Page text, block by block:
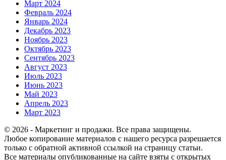
Март 2024
Февраль 2024
Январь 2024
Декабрь 2023
Ноябрь 2023
Октябрь 2023
Сентябрь 2023
Август 2023
Июль 2023
Июнь 2023
Май 2023
Апрель 2023
Март 2023
© 2026 - Маркетинг и продажи. Все права защищены.
Любое копирование материалов с нашего ресурса разрешается
только с обратной активной ссылкой на страницу статьи.
Все материалы опубликованные на сайте взяты с открытых